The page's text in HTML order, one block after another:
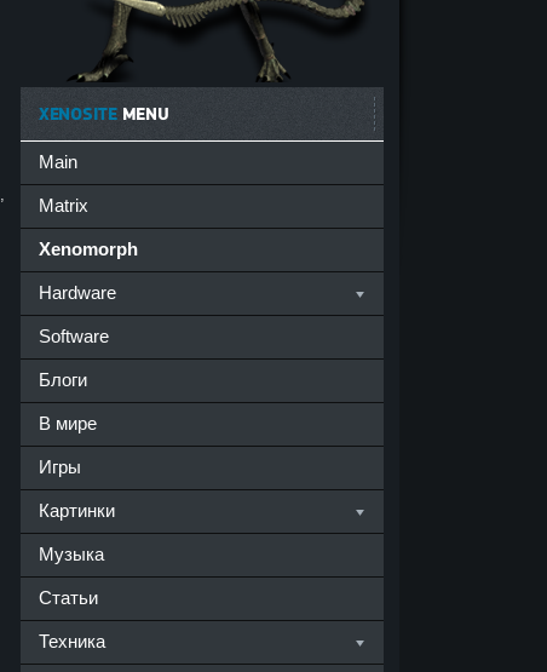
XENOSITEMENU
Main
Matrix
Xenomorph
Hardware
Software
Блоги
В мире
Игры
Картинки
Музыка
Статьи
Техника